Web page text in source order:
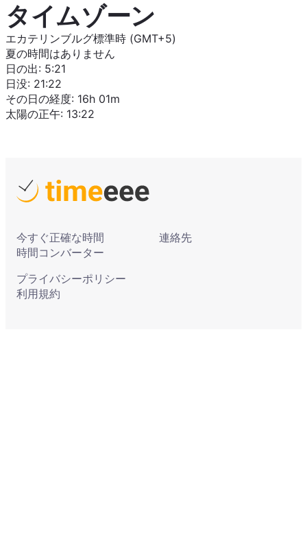
タイムゾーン
エカテリンブルグ標準時 (GMT+5)
夏の時間はありません
日の出: 5:21
日没: 21:22
その日の経度: 16h 01m
太陽の正午: 13:22
今すぐ正確な時間
時間コンバーター
連絡先
プライバシーポリシー
利用規約